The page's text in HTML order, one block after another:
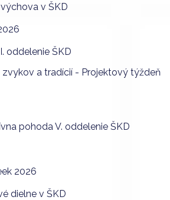
v ŠKD
oddelenie ŠKD
a tradícií - Projektový týždeň
pohoda V. oddelenie ŠKD
2026
dielne v ŠKD